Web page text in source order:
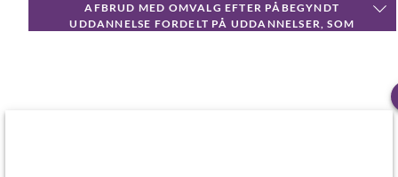
AFBRUD MED OMVALG EFTER PÅBEGYNDT
UDDANNELSE FORDELT PÅ UDDANNELSER, SOM